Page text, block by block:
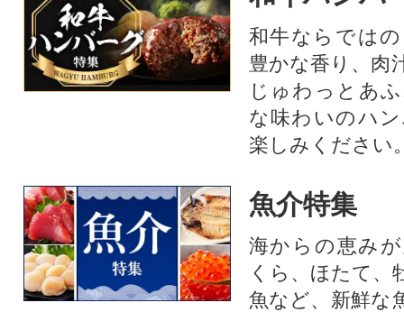
和牛ならでは
豊かな香り、肉
じゅわっとあ
な味わいのハ
楽しみください
魚介特集
海からの恵み
くら、ほたて、
魚など、新鮮な